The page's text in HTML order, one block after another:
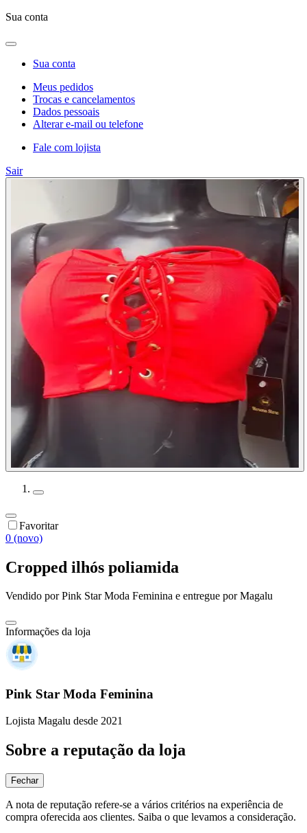
Sua conta
Sua conta
Meus pedidos
Trocas e cancelamentos
Dados pessoais
Alterar e-mail ou telefone
Fale com lojista
Sair
Favoritar
0 (novo)
Cropped ilhós poliamida
Vendido porPink Star Moda Feminina e entregue por Magalu
Informações da loja
Pink Star Moda Feminina
Lojista Magalu desde 2021
Sobre a reputação da loja
Fechar
A nota de reputação refere-se a vários critérios na experiência de
compra oferecida aos clientes. Saiba o que levamos a consideração.